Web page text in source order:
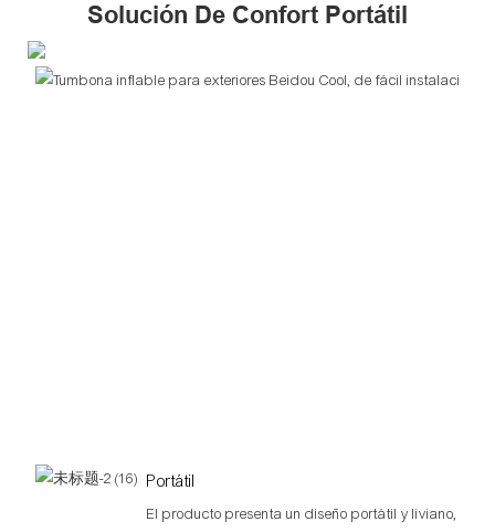
Solución De Confort Portátil
Portátil
El producto presenta un diseño portátil y liviano,